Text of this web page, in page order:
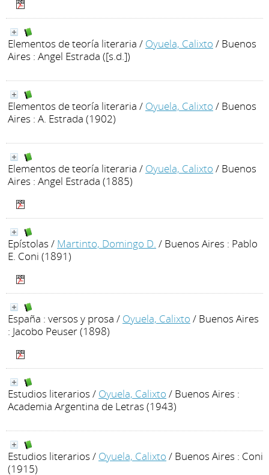
Elementos de teoría literaria / Oyuela, Calixto / Buenos
Aires : Angel Estrada ([s.d.])
Elementos de teoría literaria / Oyuela, Calixto / Buenos
Aires : A. Estrada (1902)
Elementos de teoría literaria / Oyuela, Calixto / Buenos
Aires : Angel Estrada (1885)
Epístolas / Martinto, Domingo D. / Buenos Aires : Pablo
E. Coni (1891)
España : versos y prosa / Oyuela, Calixto / Buenos Aires
: Jacobo Peuser (1898)
Estudios literarios / Oyuela, Calixto / Buenos Aires :
Academia Argentina de Letras (1943)
Estudios literarios / Oyuela, Calixto / Buenos Aires : Coni
(1915)